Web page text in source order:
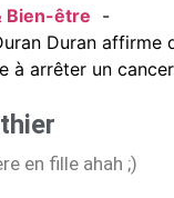
Bien-être
Duran affirme
à arrêter un
en fille ahah ;)